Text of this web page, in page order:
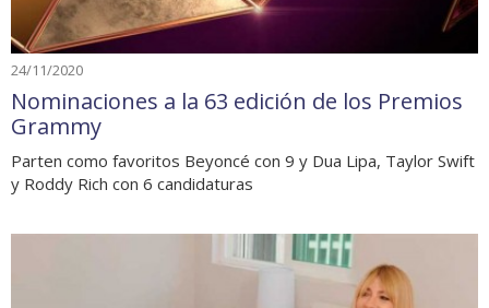
24/11/2020
Nominaciones a la 63 edición de los Premios
Grammy
Parten como favoritos Beyoncé con 9 y Dua Lipa, Taylor Swift
y Roddy Rich con 6 candidaturas